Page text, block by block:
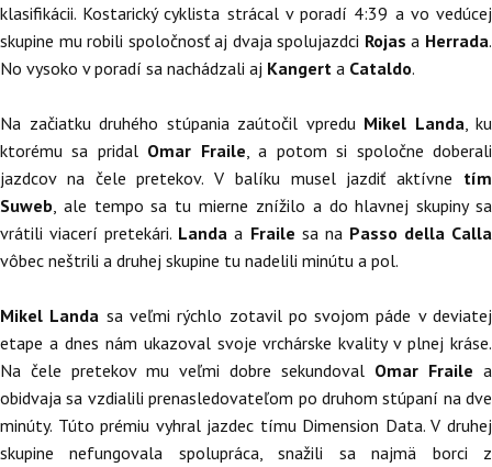
klasifikácii. Kostarický cyklista strácal v poradí 4:39 a vo vedúcej
skupine mu robili spoločnosť aj dvaja spolujazdci Rojas a Herrada.
No vysoko v poradí sa nachádzali aj Kangert a Cataldo.
Na začiatku druhého stúpania zaútočil vpredu Mikel Landa , ku
ktorému sa pridal Omar Fraile , a potom si spoločne doberali
jazdcov na čele pretekov. V balíku musel jazdiť aktívne tím
Suweb , ale tempo sa tu mierne znížilo a do hlavnej skupiny sa
vrátili viacerí pretekári. Landa a Fraile sa na Passo della Calla
vôbec neštrili a druhej skupine tu nadelili minútu a pol.
Mikel Landa sa veľmi rýchlo zotavil po svojom páde v deviatej
etape a dnes nám ukazoval svoje vrchárske kvality v plnej kráse.
Na čele pretekov mu veľmi dobre sekundoval Omar Fraile a
obidvaja sa vzdialili prenasledovateľom po druhom stúpaní na dve
minúty. Túto prémiu vyhral jazdec tímu Dimension Data. V druhej
skupine nefungovala spolupráca, snažili sa najmä borci z